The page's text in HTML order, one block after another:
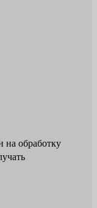
на обработку